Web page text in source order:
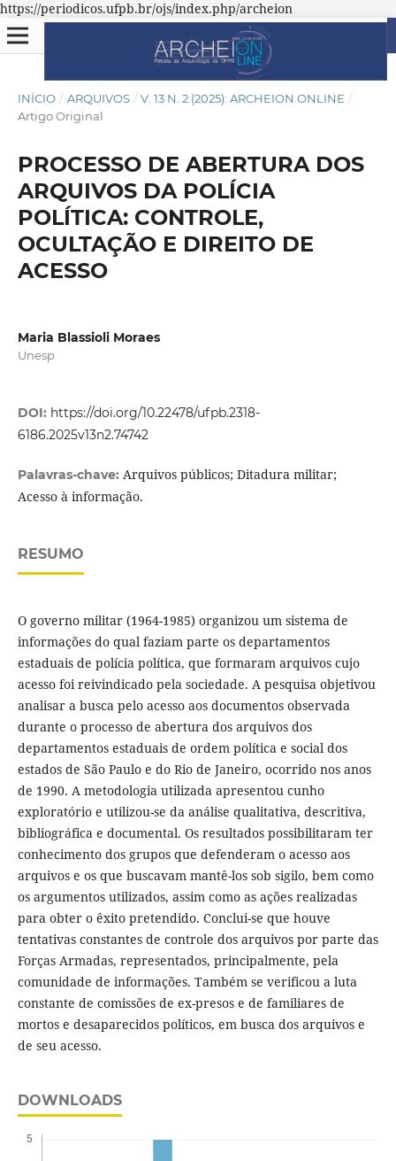
https://periodicos.ufpb.br/ojs/index.php/archeion
INÍCIO / ARQUIVOS / V. 13 N. 2 (2025): ARCHEION ONLINE /
Artigo Original
PROCESSO DE ABERTURA DOS
ARQUIVOS DA POLÍCIA
POLÍTICA: CONTROLE,
OCULTAÇÃO E DIREITO DE
ACESSO
Maria Blassioli Moraes
Unesp
DOI: https://doi.org/10.22478/ufpb.2318-
6186.2025v13n2.74742
Palavras-chave: Arquivos públicos; Ditadura militar;
Acesso à informação.
RESUMO
O governo militar (1964-1985) organizou um sistema de
informações do qual faziam parte os departamentos
estaduais de polícia política, que formaram arquivos cujo
acesso foi reivindicado pela sociedade. A pesquisa objetivou
analisar a busca pelo acesso aos documentos observada
durante o processo de abertura dos arquivos dos
departamentos estaduais de ordem política e social dos
estados de São Paulo e do Rio de Janeiro, ocorrido nos anos
de 1990. A metodologia utilizada apresentou cunho
exploratório e utilizou-se da análise qualitativa, descritiva,
bibliográfica e documental. Os resultados possibilitaram ter
conhecimento dos grupos que defenderam o acesso aos
arquivos e os que buscavam mantê-los sob sigilo, bem como
os argumentos utilizados, assim como as ações realizadas
para obter o êxito pretendido. Conclui-se que houve
tentativas constantes de controle dos arquivos por parte das
Forças Armadas, representados, principalmente, pela
comunidade de informações. Também se verificou a luta
constante de comissões de ex-presos e de familiares de
mortos e desaparecidos políticos, em busca dos arquivos e
de seu acesso.
DOWNLOADS